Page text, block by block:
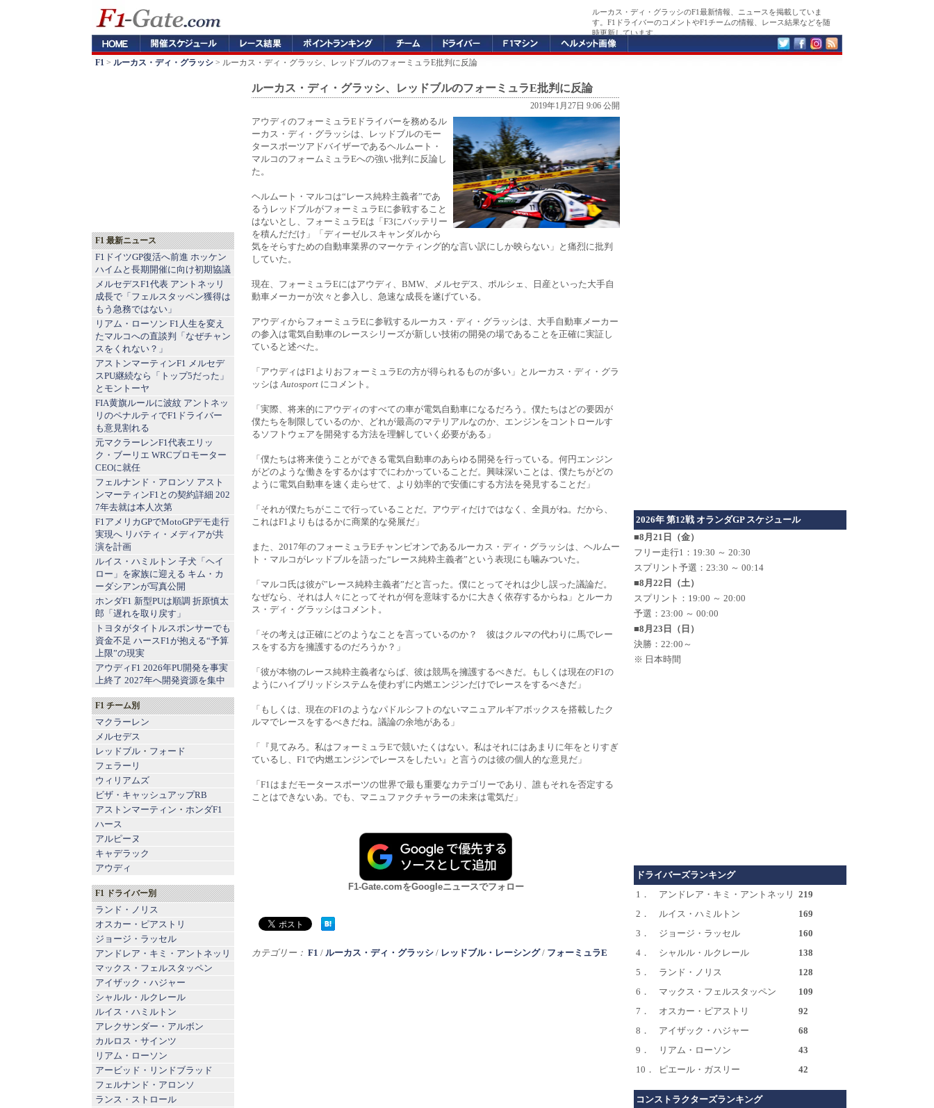
ルーカス・ディ・グラッシのF1最新情報、ニュースを掲載していま
す。F1ドライバーのコメントやF1チームの情報、レース結果などを随
時更新しています。
F1 > ルーカス・ディ・グラッシ > ルーカス・ディ・グラッシ、レッドブルのフォーミュラE批判に反論
ルーカス・ディ・グラッシ、レッドブルのフォーミュラE批判に反論
2019年1月27日 9:06 公開
アウディのフォーミュラEドライバーを務めるル
ーカス・ディ・グラッシは、レッドブルのモー
タースポーツアドバイザーであるヘルムート・
マルコのフォームミュラEへの強い批判に反論し
た。
ヘルムート・マルコは“レース純粋主義者”であ
るうレッドブルがフォーミュラEに参戦すること
はないとし、フォーミュラEは「F3にバッテリー
を積んだだけ」「ディーゼルスキャンダルから
気をそらすための自動車業界のマーケティング的な言い訳にしか映らない」と痛烈に批判
していた。
現在、フォーミュラEにはアウディ、BMW、メルセデス、ポルシェ、日産といった大手自
動車メーカーが次々と参入し、急速な成長を遂げている。
アウディからフォーミュラEに参戦するルーカス・ディ・グラッシは、大手自動車メーカー
の参入は電気自動車のレースシリーズが新しい技術の開発の場であることを正確に実証し
ていると述べた。
「アウディはF1よりおフォーミュラEの方が得られるものが多い」とルーカス・ディ・グラ
ッシはAutosport にコメント。
「実際、将来的にアウディのすべての車が電気自動車になるだろう。僕たちはどの要因が
僕たちを制限しているのか、どれが最高のマテリアルなのか、エンジンをコントロールす
るソフトウェアを開発する方法を理解していく必要がある」
「僕たちは将来使うことができる電気自動車のあらゆる開発を行っている。何円エンジン
がどのような働きをするかはすでにわかっていることだ。興味深いことは、僕たちがどの
ように電気自動車を速く走らせて、より効率的で安価にする方法を発見することだ」
「それが僕たちがここで行っていることだ。アウディだけではなく、全員がね。だから、
これはF1よりもはるかに商業的な発展だ」
また、2017年のフォーミュラEチャンピオンであるルーカス・ディ・グラッシは、ヘルムー
ト・マルコがレッドブルを語った“レース純粋主義者”という表現にも噛みついた。
「マルコ氏は彼が‟レース純粋主義者”だと言った。僕にとってそれは少し誤った議論だ。
なぜなら、それは人々にとってそれが何を意味するかに大きく依存するからね」とルーカ
ス・ディ・グラッシはコメント。
「その考えは正確にどのようなことを言っているのか？ 彼はクルマの代わりに馬でレー
スをする方を擁護するのだろうか？」
「彼が本物のレース純粋主義者ならば、彼は競馬を擁護するべきだ。もしくは現在のF1の
ようにハイブリッドシステムを使わずに内燃エンジンだけでレースをするべきだ」
「もしくは、現在のF1のようなパドルシフトのないマニュアルギアボックスを搭載したク
ルマでレースをするべきだね。議論の余地がある」
「『見てみろ。私はフォーミュラEで競いたくはない。私はそれにはあまりに年をとりすぎ
ているし、F1で内燃エンジンでレースをしたい』と言うのは彼の個人的な意見だ」
「F1はまだモータースポーツの世界で最も重要なカテゴリーであり、誰もそれを否定する
ことはできないあ。でも、マニュファクチャラーの未来は電気だ」
F1-Gate.comをGoogleニュースでフォロー
カテゴリー： F1 / ルーカス・ディ・グラッシ / レッドブル・レーシング/ フォーミュラE
F1 最新ニュース
F1ドイツGP復活へ前進 ホッケン
ハイムと長期開催に向け初期協議
メルセデスF1代表 アントネッリ
成長で「フェルスタッペン獲得は
もう急務ではない」
リアム・ローソン F1人生を変え
たマルコへの直談判「なぜチャン
スをくれない？」
アストンマーティンF1 メルセデ
スPU継続なら「トップ5だった」
とモントーヤ
FIA黄旗ルールに波紋 アントネッ
リのペナルティでF1ドライバー
も意見割れる
元マクラーレンF1代表エリッ
ク・ブーリエ WRCプロモーター
CEOに就任
フェルナンド・アロンソ アスト
ンマーティンF1との契約詳細 202
7年去就は本人次第
F1アメリカGPでMotoGPデモ走行
実現へ リバティ・メディアが共
演を計画
ルイス・ハミルトン 子犬「ヘイ
ロー」を家族に迎える キム・カ
ーダシアンが写真公開
ホンダF1 新型PUは順調 折原慎太
郎「遅れを取り戻す」
トヨタがタイトルスポンサーでも
資金不足 ハースF1が抱える“予算
上限”の現実
アウディF1 2026年PU開発を事実
上終了 2027年へ開発資源を集中
F1 チーム別
マクラーレン
メルセデス
レッドブル ・ フォード
フェラーリ
ウィリアムズ
ビザ・キャッシュアップRB
アストンマーティン ・ ホンダF1
ハース
アルピーヌ
キャデラック
アウディ
F1 ドライバー別
ランド・ノリス
オスカー・ピアストリ
ジョージ・ラッセル
アンドレア・キミ・アントネッリ
マックス・フェルスタッペン
アイザック・ハジャー
シャルル・ルクレール
ルイス・ハミルトン
アレクサンダー・アルボン
カルロス・サインツ
リアム・ローソン
アービッド・リンドブラッド
フェルナンド・アロンソ
ランス・ストロール
2026年 第12戦 オランダGP スケジュール
■8月21日（金）
フリー走行1：19:30 ～ 20:30
スプリント予選：23:30 ～ 00:14
■8月22日（土）
スプリント：19:00 ～ 20:00
予選：23:00 ～ 00:00
■8月23日（日）
決勝：22:00～
※ 日本時間
ドライバーズランキング
1．
アンドレア・キミ・アントネッリ 219
2．
ルイス・ハミルトン
169
3．
ジョージ・ラッセル
160
4．
シャルル・ルクレール
138
5．
ランド・ノリス
128
6．
マックス・フェルスタッペン
109
7．
オスカー・ピアストリ
92
8．
アイザック・ハジャー
68
9．
リアム・ローソン
43
10．
ピエール・ガスリー 42
コンストラクターズランキング